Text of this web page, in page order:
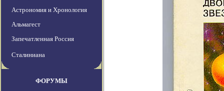
Астрономия и Хронология
Альмагест
Запечатленная Россия
Сталиниана
ФОРУМЫ